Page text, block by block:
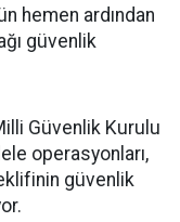
hemen ardından
güvenlik
Güvenlik Kurulu
operasyonları,
güvenlik